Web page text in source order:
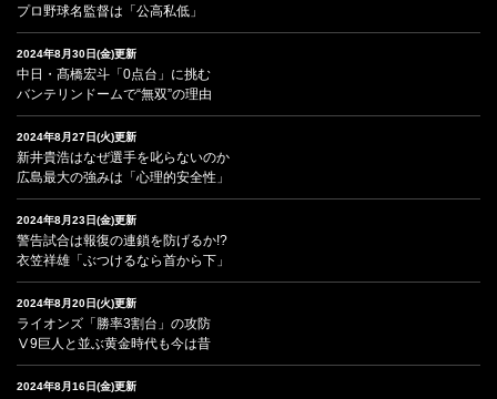
プロ野球名監督は「公高私低」
2024年8月30日(金)更新
中日・髙橋宏斗「0点台」に挑む
バンテリンドームで“無双”の理由
2024年8月27日(火)更新
新井貴浩はなぜ選手を叱らないのか
広島最大の強みは「心理的安全性」
2024年8月23日(金)更新
警告試合は報復の連鎖を防げるか!?
衣笠祥雄「ぶつけるなら首から下」
2024年8月20日(火)更新
ライオンズ「勝率3割台」の攻防
Ⅴ9巨人と並ぶ黄金時代も今は昔
2024年8月16日(金)更新